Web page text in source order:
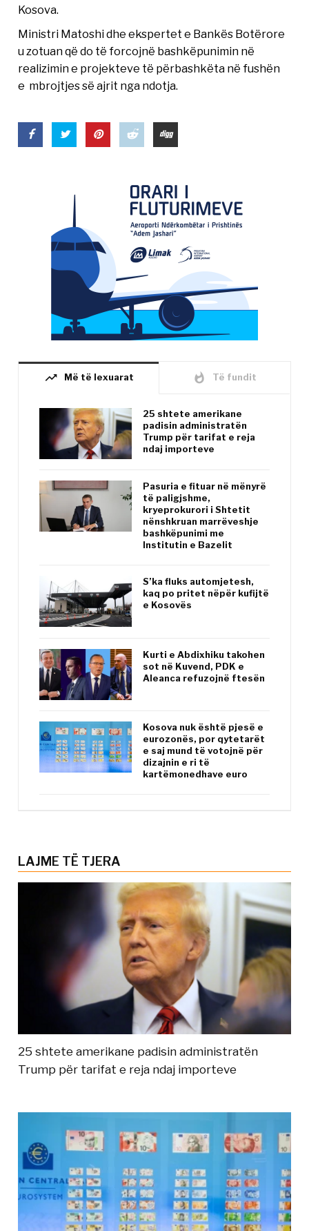
Kosova.
Ministri Matoshi dhe ekspertet e Bankës Botërore
u zotuan që do të forcojnë bashkëpunimin në
realizimin e projekteve të përbashkëta në fushën
e mbrojtjes së ajrit nga ndotja.
trending_up Më të lexuarat whatshot Të fundit
25 shtete amerikane
padisin administratën
Trump për tarifat e reja
ndaj importeve
Pasuria e fituar në mënyrë
të paligjshme,
kryeprokurori i Shtetit
nënshkruan marrëveshje
bashkëpunimi me
Institutin e Bazelit
S’ka fluks automjetesh,
kaq po pritet nëpër kufijtë
e Kosovës
Kurti e Abdixhiku takohen
sot në Kuvend, PDK e
Aleanca refuzojnë ftesën
Kosova nuk është pjesë e
eurozonës, por qytetarët
e saj mund të votojnë për
dizajnin e ri të
kartëmonedhave euro
LAJME TË TJERA
25 shtete amerikane padisin administratën
Trump për tarifat e reja ndaj importeve